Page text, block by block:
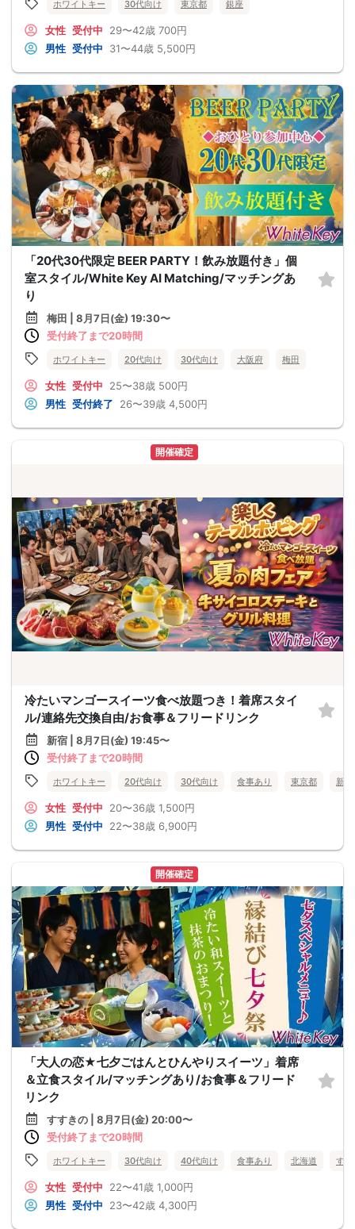
ホワイトキー 30代向け 東京都 銀座
女性 受付中 29〜42歳 700円
男性 受付中 31〜44歳 5,500円
「20代30代限定 BEER PARTY！飲み放題付き」個
室スタイル/White Key AI Matching/マッチングあ
り
梅田 | 8月7日(金) 19:30〜
受付終了まで20時間
ホワイトキー 20代向け 30代向け 大阪府 梅田
女性 受付中 25〜38歳 500円
男性 受付終了 26〜39歳 4,500円
開催確定
冷たいマンゴースイーツ食べ放題つき！着席スタイ
ル/連絡先交換自由/お食事＆フリードリンク
新宿 | 8月7日(金) 19:45〜
受付終了まで20時間
ホワイトキー 20代向け 30代向け 食事あり 東京都 新宿
女性 受付中 20〜36歳 1,500円
男性 受付中 22〜38歳 6,900円
開催確定
「大人の恋★七夕ごはんとひんやりスイーツ」着席
＆立食スタイル/マッチングあり/お食事＆フリード
リンク
すすきの | 8月7日(金) 20:00〜
受付終了まで20時間
ホワイトキー 30代向け 40代向け 食事あり 北海道 す
女性 受付中 22〜41歳 1,000円
男性 受付中 23〜42歳 4,300円